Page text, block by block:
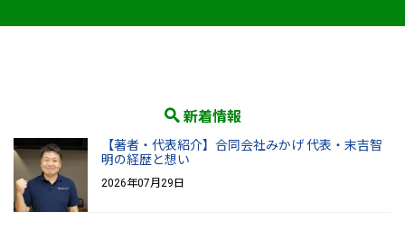
新着情報
【著者・代表紹介】合同会社みかげ 代表・末吉智
明の経歴と想い
2026年07月29日